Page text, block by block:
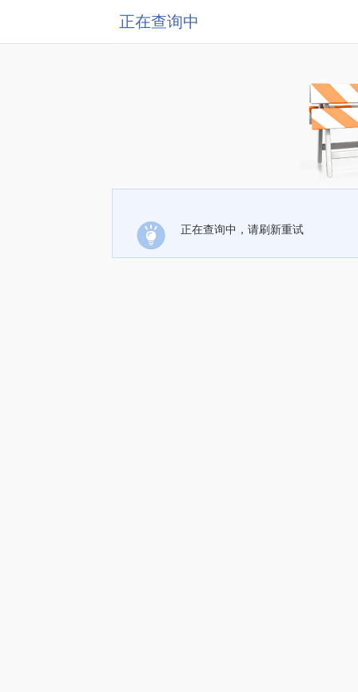
正在查询中
正在查询中，请刷新重试